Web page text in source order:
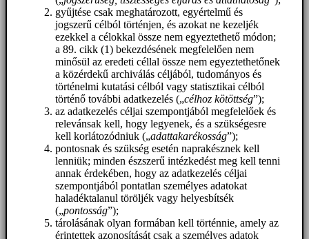
gyűjtése csak meghatározott, egyértelmű és
jogszerű célból történjen, és azokat ne kezeljék
ezekkel a célokkal össze nem egyeztethető módon;
a 89. cikk (1) bekezdésének megfelelően nem
minősül az eredeti céllal össze nem egyeztethetőnek
a közérdekű archiválás céljából, tudományos és
történelmi kutatási célból vagy statisztikai célból
történő további adatkezelés („célhoz kötöttség”);
az adatkezelés céljai szempontjából megfelelőek és
relevánsak kell, hogy legyenek, és a szükségesre
kell korlátozódniuk („adattakarékosság”);
pontosnak és szükség esetén naprakésznek kell
lenniük; minden észszerű intézkedést meg kell tenni
annak érdekében, hogy az adatkezelés céljai
szempontjából pontatlan személyes adatokat
haladéktalanul töröljék vagy helyesbítsék
(„pontosság”);
tárolásának olyan formában kell történnie, amely az
érintettek azonosítását csak a személyes adatok